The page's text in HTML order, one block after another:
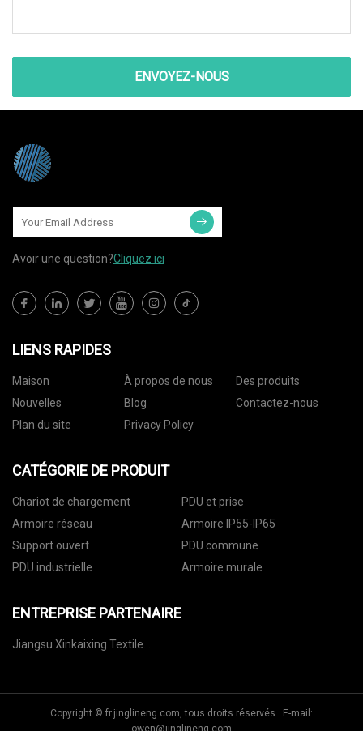
ENVOYEZ-NOUS
Avoir une question?Cliquez ici
LIENS RAPIDES
Maison À propos de nous
Des produits
Nouvelles
Blog
Contactez-nous
Plan du site
Privacy Policy
CATÉGORIE DE PRODUIT
Chariot de chargement
PDU et prise
Armoire réseau
Armoire IP55-IP65
Support ouvert
PDU commune
PDU industrielle
Armoire murale
ENTREPRISE PARTENAIRE
Jiangsu Xinkaixing Textile
Copyright © fr.jinglineng.com, tous droits réservés. E-mail: